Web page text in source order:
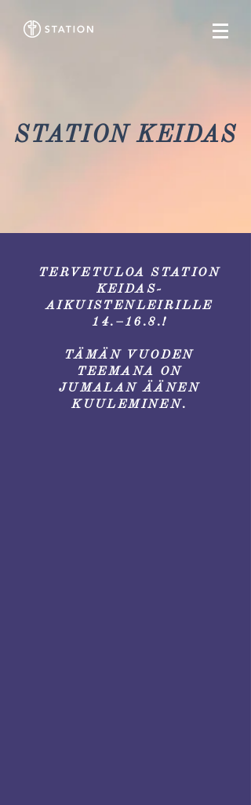
STATION KEIDAS
TERVETULOA STATION
KEIDAS-
AIKUISTENLEIRILLE
14.–16.8.!
TÄMÄN VUODEN
TEEMANA ON
JUMALAN ÄÄNEN
KUULEMINEN.